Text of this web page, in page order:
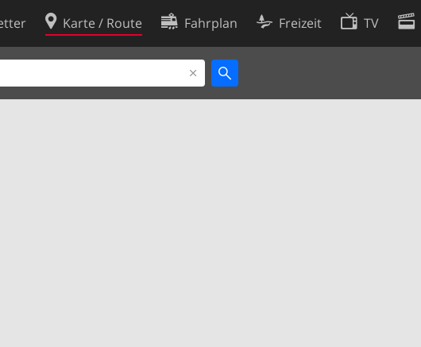
Karte / Route Fahrplan Freizeit TV
Cookie-Richtlinie
Cookie-Einstellungen